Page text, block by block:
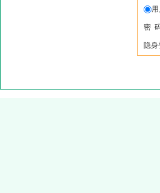
密
隐身